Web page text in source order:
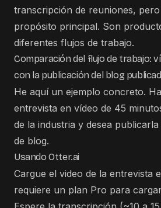
transcripción de reuniones,
propósito principal. Son
diferentes flujos de trabajo.
Comparación del flujo de trabajo:
con la publicación del blog
He aquí un ejemplo concreto.
entrevista en vídeo de 45
de la industria y desea
de blog.
Usando Otter.ai
Cargue el video de la entrevista
requiere un plan Pro para